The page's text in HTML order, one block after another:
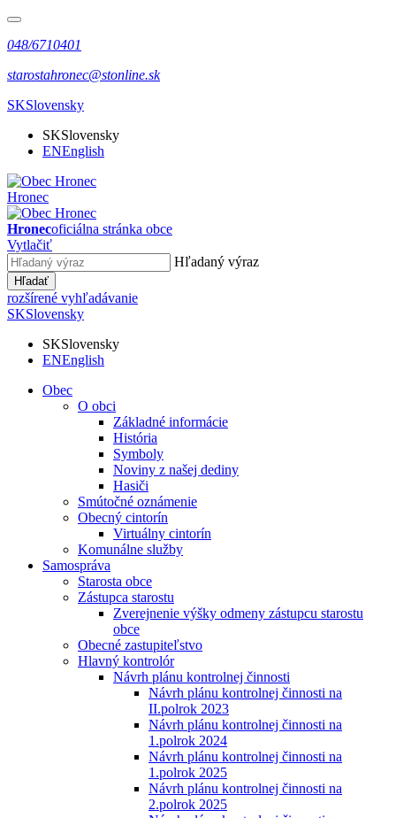
048/6710401
starostahronec@stonline.sk
SKSlovensky
SKSlovensky
ENEnglish
Hronec
Hronecoficiálna stránka obce
Vytlačiť
Hľadaný výraz
Hľadať
rozšírené vyhľadávanie
SKSlovensky
SKSlovensky
ENEnglish
Obec
O obci
Základné informácie
História
Symboly
Noviny z našej dediny
Hasiči
Smútočné oznámenie
Obecný cintorín
Virtuálny cintorín
Komunálne služby
Samospráva
Starosta obce
Zástupca starostu
Zverejnenie výšky odmeny zástupcu starostu
obce
Obecné zastupiteľstvo
Hlavný kontrolór
Návrh plánu kontrolnej činnosti
Návrh plánu kontrolnej činnosti na
II.polrok 2023
Návrh plánu kontrolnej činnosti na
1.polrok 2024
Návrh plánu kontrolnej činnosti na
1.polrok 2025
Návrh plánu kontrolnej činnosti na
2.polrok 2025